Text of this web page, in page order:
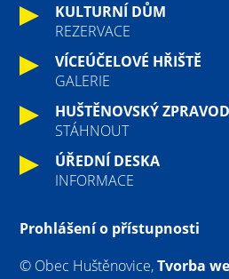
KULTURNÍ DŮM
REZERVACE
VÍCEÚČELOVÉ HŘIŠTĚ
GALERIE
HUŠTĚNOVSKÝ
STÁHNOUT
ÚŘEDNÍ DESKA
INFORMACE
© Obec Huštěnovice,Tvorba
Prohlášení o přístupnosti